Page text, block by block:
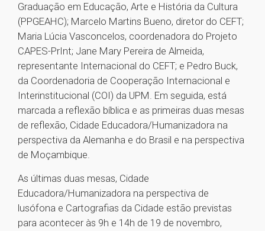
Graduação em Educação, Arte e História da Cultura
(PPGEAHC); Marcelo Martins Bueno, diretor do CEFT;
Maria Lúcia Vasconcelos, coordenadora do Projeto
CAPES-PrInt; Jane Mary Pereira de Almeida,
representante Internacional do CEFT; e Pedro Buck,
da Coordenadoria de Cooperação Internacional e
Interinstitucional (COI) da UPM. Em seguida, está
marcada a reflexão bíblica e as primeiras duas mesas
de reflexão, Cidade Educadora/Humanizadora na
perspectiva da Alemanha e do Brasil e na perspectiva
de Moçambique.
As últimas duas mesas, Cidade
Educadora/Humanizadora na perspectiva de
lusófona e Cartografias da Cidade estão previstas
para acontecer às 9h e 14h de 19 de novembro,